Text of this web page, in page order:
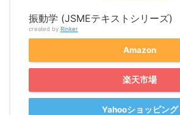
振動学 (JSMEテキストシリーズ)
created by Rinker
Amazon
楽天市場
Yahooショッピング